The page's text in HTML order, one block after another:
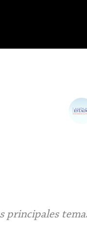
principales